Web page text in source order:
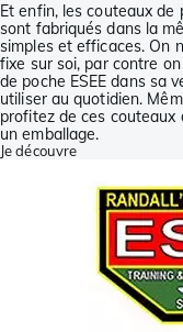
Et enfin, les couteaux de
sont fabriqués dans la
simples et efficaces. On
fixe sur soi, par contre
de poche ESEE dans sa
utiliser au quotidien.
profitez de ces couteaux
un emballage.
Je découvre